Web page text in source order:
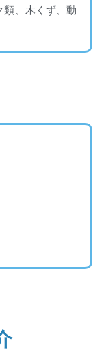
類、木くず、動